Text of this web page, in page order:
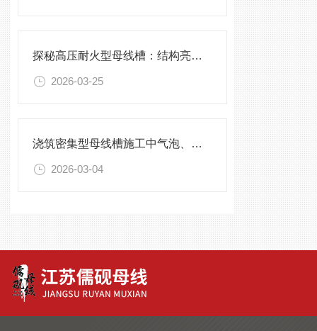
探秘高压耐火型母线槽：结构亮点与实用效能
2026-03-25
浇筑密集型母线槽施工中气泡、裂缝的成因及解决方案
2026-03-04